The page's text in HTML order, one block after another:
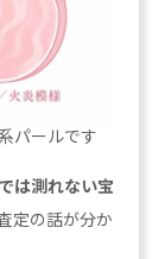
パールです
は測れない宝
定の話が分か